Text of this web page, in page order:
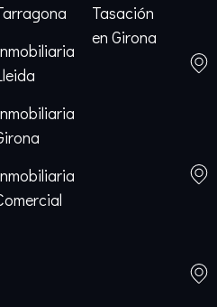
Tasación
en Girona